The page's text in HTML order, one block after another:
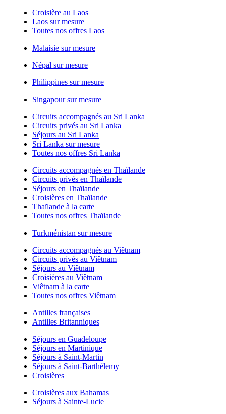
Croisière au Laos
Laos sur mesure
Toutes nos offres Laos
Malaisie sur mesure
Népal sur mesure
Philippines sur mesure
Singapour sur mesure
Circuits accompagnés au Sri Lanka
Circuits privés au Sri Lanka
Séjours au Sri Lanka
Sri Lanka sur mesure
Toutes nos offres Sri Lanka
Circuits accompagnés en Thaïlande
Circuits privés en Thaïlande
Séjours en Thaïlande
Croisières en Thaïlande
Thaïlande à la carte
Toutes nos offres Thaïlande
Turkménistan sur mesure
Circuits accompagnés au Viêtnam
Circuits privés au Viêtnam
Séjours au Viêtnam
Croisières au Viêtnam
Viêtnam à la carte
Toutes nos offres Viêtnam
Antilles françaises
Antilles Britanniques
Séjours en Guadeloupe
Séjours en Martinique
Séjours à Saint-Martin
Séjours à Saint-Barthélemy
Croisières
Croisières aux Bahamas
Séjours à Sainte-Lucie